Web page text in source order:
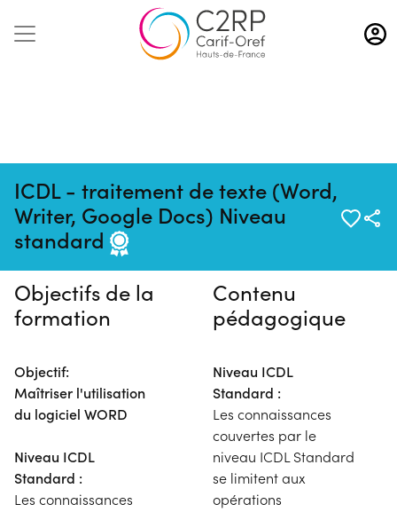
Aller
au
contenu
ICDL - traitement de texte (Word,
Writer, Google Docs) Niveau
standard
Pas de session programmée en
ce moment
Objectifs de la
formation
Objectif:
Maîtriser l'utilisation
du logiciel WORD
Niveau ICDL
Standard :
Les connaissances
Contenu
pédagogique
Niveau ICDL
Standard :
Les connaissances
couvertes par le
niveau ICDL Standard
se limitent aux
opérations